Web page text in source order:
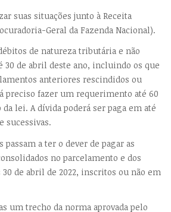
suas situações junto à Receita
Geral da Fazenda Nacional).
de natureza tributária e não
30 de abril deste ano, incluindo os que
anteriores rescindidos ou
preciso fazer um requerimento até 60
da lei. A dívida poderá ser paga em até
sucessivas.
passam a ter o dever de pagar as
no parcelamento e dos
de abril de 2022, inscritos ou não em
um trecho da norma aprovada pelo